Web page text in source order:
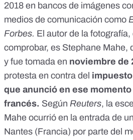
2018 en bancos de imágenes
medios de comunicación como
Forbes. El autor de la
comprobar, es Stephane Mahe,
y fue tomada en noviembre de
protesta en contra del
que anunció en ese
francés. Según Reuters, la
Mahe ocurrió en la entrada de
Nantes (Francia) por parte del